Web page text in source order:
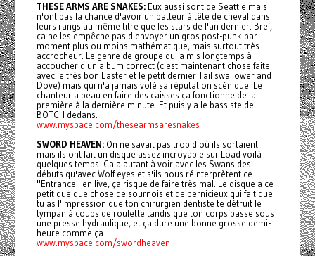
THESE ARMS ARE SNAKES:Eux aussi sont de Seattle mais
n'ont pas la chance d'avoir un batteur à tête de cheval dans
leurs rangs au même titre que les stars de l'an dernier. Bref,
ça ne les empêche pas d'envoyer un gros post-punk par
moment plus ou moins mathématique, mais surtout très
accrocheur. Le genre de groupe qui a mis longtemps à
accoucher d'un album correct (c'est maintenant chose faite
avec le très bon Easter et le petit dernier Tail swallower and
Dove) mais qui n'a jamais volé sa réputation scénique. Le
chanteur a beau en faire des caisses ça fonctionne de la
première à la dernière minute. Et puis y a le bassiste de
BOTCH dedans.
www.myspace.com/thesearmsaresnakes
SWORD HEAVEN:On ne savait pas trop d'où ils sortaient
mais ils ont fait un disque assez incroyable sur Load voilà
quelques temps. Ca a autant à voir avec les Swans des
débuts qu'avec Wolf eyes et s'ils nous réinterprètent ce
"Entrance" en live, ça risque de faire très mal. Le disque a ce
petit quelque chose de sournois et de pernicieux qui fait que
tu as l'impression que ton chirurgien dentiste te détruit le
tympan à coups de roulette tandis que ton corps passe sous
une presse hydraulique, et ça dure une bonne grosse demi-
heure comme ça.
www.myspace.com/swordheaven